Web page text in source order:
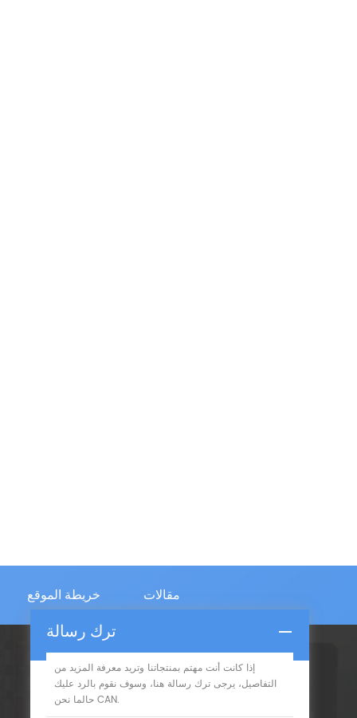
خريطة الموقع مقالات
الإشتراك
ترك رسالة
إذا كانت أنت مهتم بمنتجاتنا وتريد معرفة المزيد من
التفاصيل، يرجى ترك رسالة هنا، وسوف نقوم بالرد عليك
حالما نحن CAN.